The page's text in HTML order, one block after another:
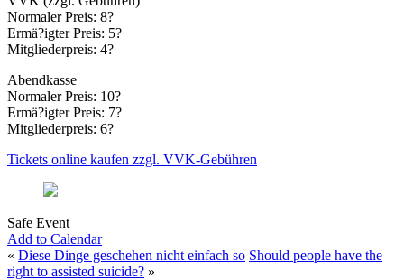
Normaler Preis: 8?
Ermä?igter Preis: 5?
Mitgliederpreis: 4?
Abendkasse
Normaler Preis: 10?
Ermä?igter Preis: 7?
Mitgliederpreis: 6?
Tickets online kaufen zzgl. VVK-Gebühren
Safe Event
Add to Calendar
« Diese Dinge geschehen nicht einfach so Should people have the
right to assisted suicide? »